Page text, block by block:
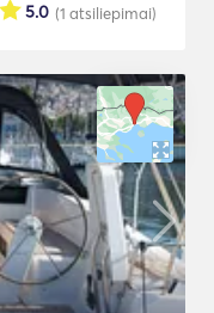
(1 atsiliepimai)
5.0